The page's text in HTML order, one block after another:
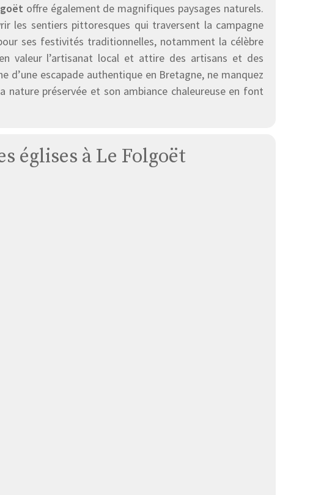
offre également de magnifiques paysages naturels.
les sentiers pittoresques qui traversent la campagne
ses festivités traditionnelles, notamment la célèbre
valeur l’artisanat local et attire des artisans et des
d’une escapade authentique en Bretagne, ne manquez
nature préservée et son ambiance chaleureuse en font
églises à Le Folgoët